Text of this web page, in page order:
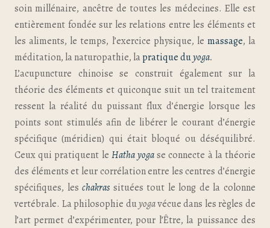
soin millénaire, ancêtre de toutes les médecines. Elle est
entièrement fondée sur les relations entre les éléments et
les aliments, le temps, l’exercice physique, le massage, la
méditation, la naturopathie, lapratique duyoga.
L’acupuncture chinoise se construit également sur la
théorie des éléments et quiconque suit un tel traitement
ressent la réalité du puissant flux d’énergie lorsque les
points sont stimulés afin de libérer le courant d’énergie
spécifique (méridien) qui était bloqué ou déséquilibré.
Ceux qui pratiquent le Hatha yogase connecte à la théorie
des éléments et leur corrélation entre les centres d’énergie
spécifiques, leschakras situées tout le long de la colonne
vertébrale. La philosophie duyogavécue dans les règles de
l’art permet d’expérimenter, pour l’Être, la puissance des